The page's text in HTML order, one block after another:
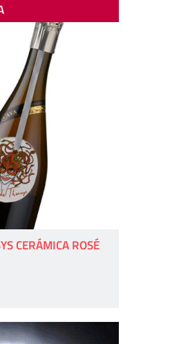
CERÁMICA ROSÉ